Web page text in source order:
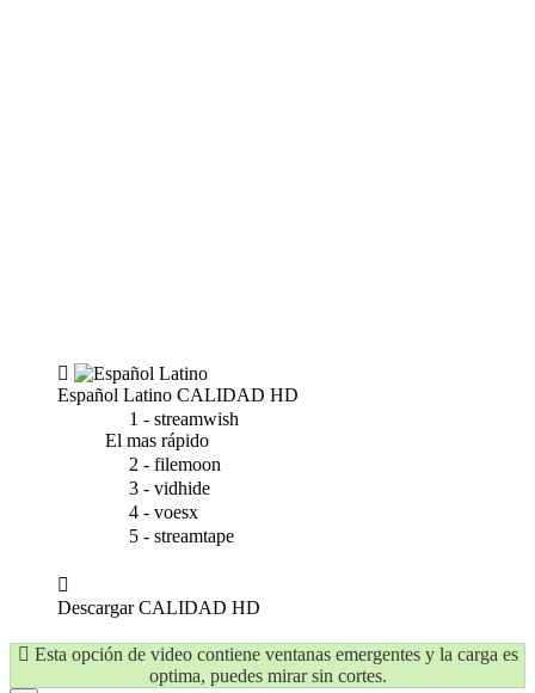
Español Latino CALIDAD HD
1 - streamwish
El mas rápido
2 - filemoon
3 - vidhide
4 - voesx
5 - streamtape
DescargarCALIDAD HD
Esta opción de video contiene ventanas emergentes y la carga es
optima, puedes mirar sin cortes.